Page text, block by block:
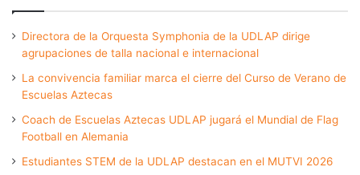
Directora de la Orquesta Symphonia de la UDLAP dirige
agrupaciones de talla nacional e internacional
La convivencia familiar marca el cierre del Curso de Verano de
Escuelas Aztecas
Coach de Escuelas Aztecas UDLAP jugará el Mundial de Flag
Football en Alemania
Estudiantes STEM de la UDLAP destacan en el MUTVI 2026